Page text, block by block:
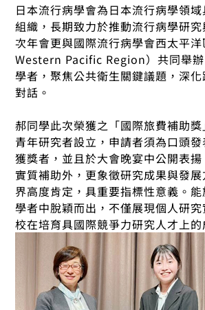
日本流行病學會為日本流行病學領
組織，長期致力於推動流行病學研
次年會更與國際流行病學會西太平
Western Pacific Region）共同舉
學者，聚焦公共衛生關鍵議題，深
對話。
郝同學此次榮獲之「國際旅費補助
青年研究者設立，申請者須為口頭
獲獎者，並且於大會晚宴中公開表
實質補助外，更象徵研究成果與發
界高度肯定，具重要指標性意義。
學者中脫穎而出，不僅展現個人研
校在培育具國際競爭力研究人才上的